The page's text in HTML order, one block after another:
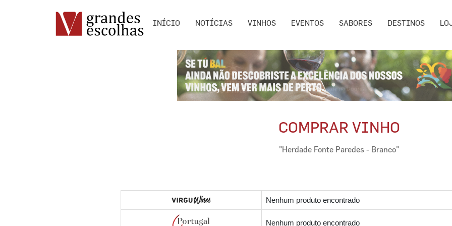
INÍCIO NOTÍCIAS VINHOS EVENTOS SABORES DESTINOS
COMPRAR VINHO
"Herdade Fonte Paredes - Branco"
Nenhum produto encontrado
Nenhum produto encontrado